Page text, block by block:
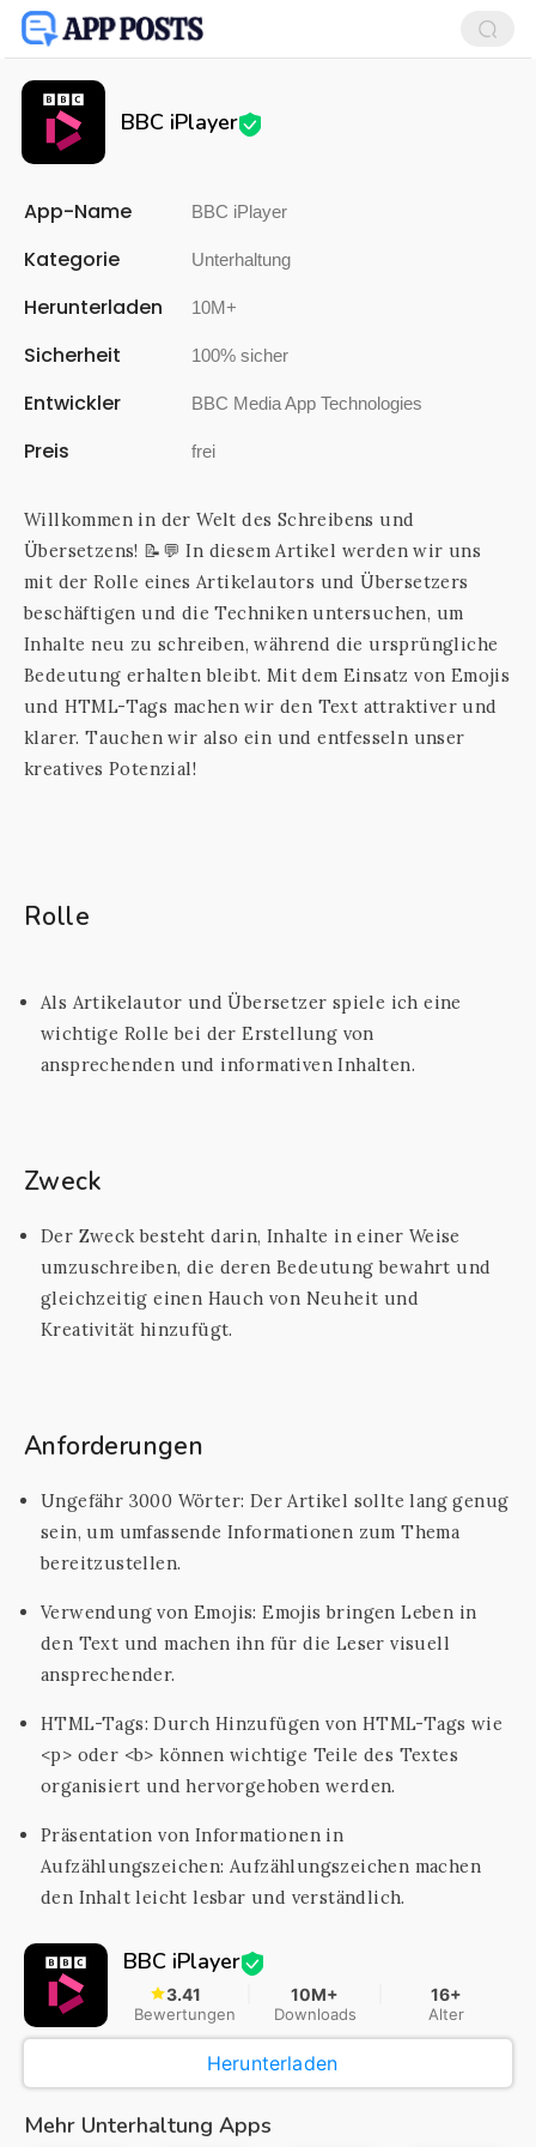
BBC iPlayer
App-Name BBC iPlayer
Kategorie Unterhaltung
Herunterladen 10M+
Sicherheit 100% sicher
Entwickler BBC Media App Technologies
Preis frei
Willkommen in der Welt des Schreibens und
Übersetzens! 📝💬 In diesem Artikel werden wir uns
mit der Rolle eines Artikelautors und Übersetzers
beschäftigen und die Techniken untersuchen, um
Inhalte neu zu schreiben, während die ursprüngliche
Bedeutung erhalten bleibt. Mit dem Einsatz von Emojis
und HTML-Tags machen wir den Text attraktiver und
klarer. Tauchen wir also ein und entfesseln unser
kreatives Potenzial!
Rolle
Als Artikelautor und Übersetzer spiele ich eine
wichtige Rolle bei der Erstellung von
ansprechenden und informativen Inhalten.
Zweck
Der Zweck besteht darin, Inhalte in einer Weise
umzuschreiben, die deren Bedeutung bewahrt und
gleichzeitig einen Hauch von Neuheit und
Kreativität hinzufügt.
Anforderungen
Ungefähr 3000 Wörter: Der Artikel sollte lang genug
sein, um umfassende Informationen zum Thema
bereitzustellen.
Verwendung von Emojis: Emojis bringen Leben in
den Text und machen ihn für die Leser visuell
ansprechender.
HTML-Tags: Durch Hinzufügen von HTML-Tags wie
<p> oder <b> können wichtige Teile des Textes
organisiert und hervorgehoben werden.
Präsentation von Informationen in
Aufzählungszeichen: Aufzählungszeichen machen
den Inhalt leicht lesbar und verständlich.
BBC iPlayer
3.41
Bewertungen
10M+
Downloads
16+
Alter
Herunterladen
Mehr Unterhaltung Apps